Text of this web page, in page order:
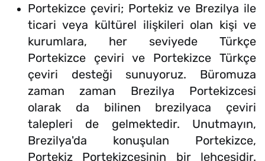
Portekizce çeviri; Portekiz ve Brezilya ile
ticari veya kültürel ilişkileri olan kişi ve
kurumlara, her seviyede Türkçe
Portekizce çeviri ve Portekizce Türkçe
çeviri desteği sunuyoruz. Büromuza
zaman zaman Brezilya Portekizcesi
olarak da bilinen brezilyaca çeviri
talepleri de gelmektedir. Unutmayın,
Brezilya'da konuşulan Portekizce,
Portekiz Portekizcesinin bir lehçesidir.